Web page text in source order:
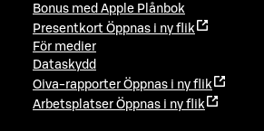
Bonus med Apple Plånbok
Presentkort Öppnas i ny flik
För medier
Dataskydd
Oiva-rapporter Öppnas i ny flik
Arbetsplatser Öppnas i ny flik